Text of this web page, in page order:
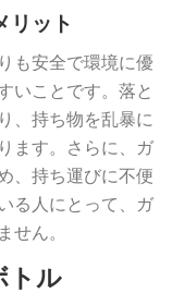
リット
も安全で環境に優
いことです。落と
、持ち物を乱暴に
ます。さらに、ガ
、持ち運びに不便
る人にとって、ガ
ん。
トル